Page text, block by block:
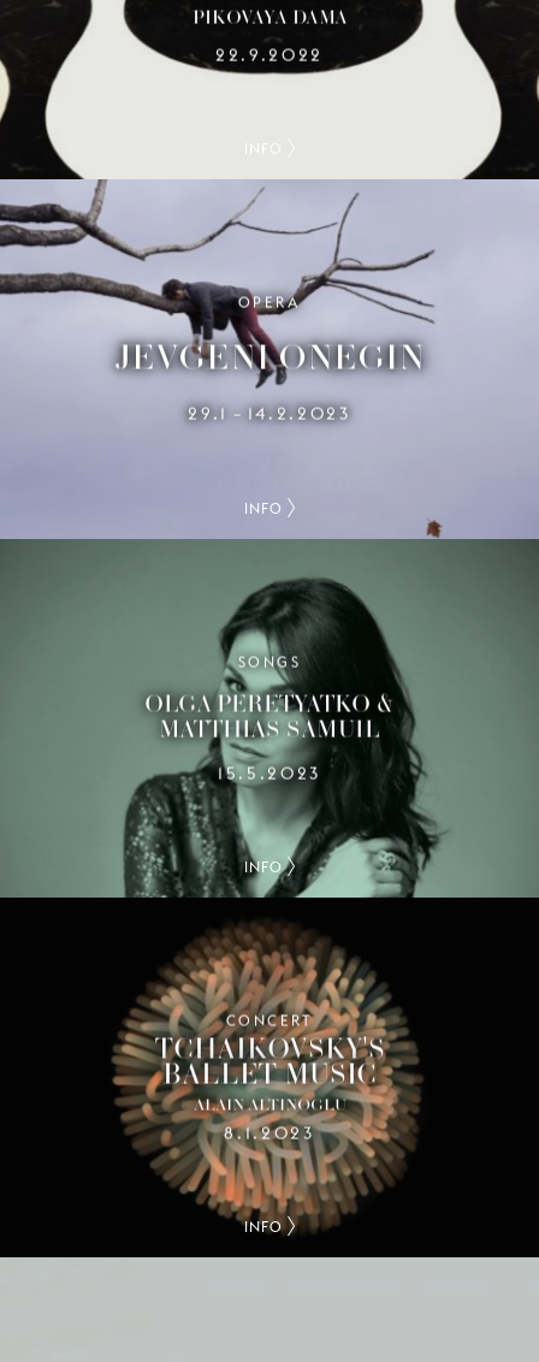
PIKOVAYA DAMA
22.9.2022
INFO
OPERA
JEVGENI ONEGIN
29.1 – 14.2.2023
INFO
SONGS
OLGA PERETYATKO &
MATTHIAS SAMUIL
15.5.2023
INFO
CONCERT
TCHAIKOVSKY'S
BALLET MUSIC
ALAIN ALTINOGLU
8.1.2023
INFO